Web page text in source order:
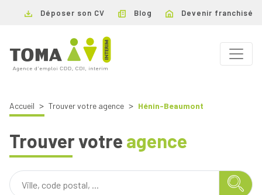
Déposer son CV Blog Devenir franchisé
Accueil Trouver votre agence Hénin-Beaumont
Trouver votre agence